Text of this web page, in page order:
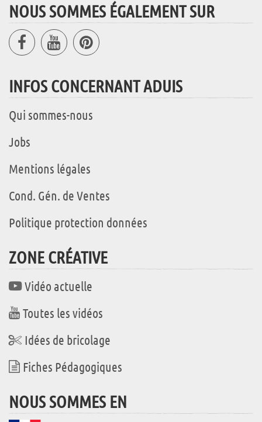
NOUS SOMMES ÉGALEMENT SUR
INFOS CONCERNANT ADUIS
Qui sommes-nous
Jobs
Mentions légales
Cond. Gén. de Ventes
Politique protection données
ZONE CRÉATIVE
Vidéo actuelle
Toutes les vidéos
Idées de bricolage
Fiches Pédagogiques
NOUS SOMMES EN